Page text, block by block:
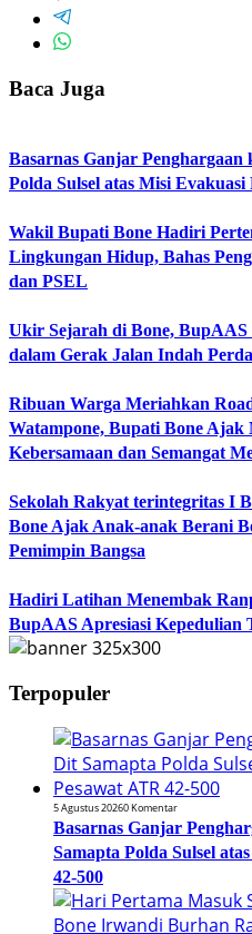
Baca Juga
Basarnas Ganjar
Polda Sulsel atas Misi Evakuasi
Wakil Bupati Bone Hadiri
Lingkungan Hidup, Bahas
dan PSEL
Ukir Sejarah di Bone,
dalam Gerak Jalan Indah
Ribuan Warga Meriahkan
Watampone, Bupati Bone
Kebersamaan dan Semangat
Sekolah Rakyat terintegritas I
Bone Ajak Anak-anak Berani
Pemimpin Bangsa
Hadiri Latihan Menembak
BupAAS Apresiasi Kepedulian
Terpopuler
5 Agustus 20260 Komentar
Basarnas Ganjar
Samapta Polda Sulsel
42-500